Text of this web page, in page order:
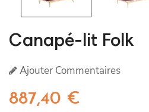
Canapé-lit Folk
Ajouter Commentaires
887,40 €